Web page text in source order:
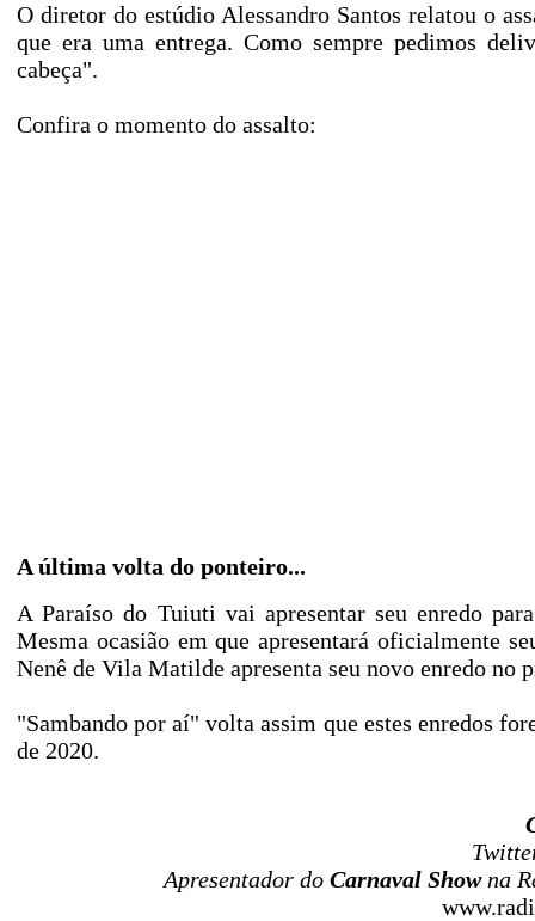
O diretor do estúdio Alessandro Santos relatou o
que era uma entrega. Como sempre pedimos
cabeça".
Confira o momento do assalto:
A última volta do ponteiro...
A Paraíso do Tuiuti vai apresentar seu enredo
Mesma ocasião em que apresentará oficialmente
Nenê de Vila Matilde apresenta seu novo enredo no
"Sambando por aí" volta assim que estes enredos
de 2020.
Apresentador do Carnaval Show na